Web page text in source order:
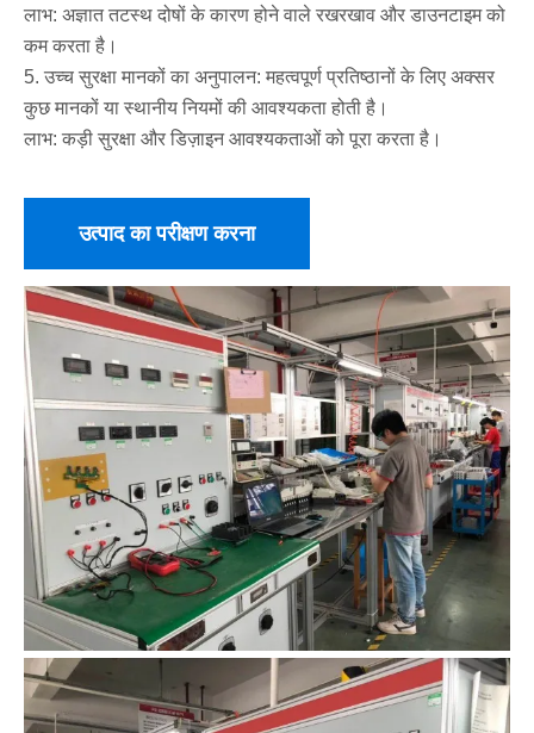
लाभ: अज्ञात तटस्थ दोषों के कारण होने वाले रखरखाव और डाउनटाइम को
कम करता है।
5. उच्च सुरक्षा मानकों का अनुपालन: महत्वपूर्ण प्रतिष्ठानों के लिए अक्सर
कुछ मानकों या स्थानीय नियमों की आवश्यकता होती है।
लाभ: कड़ी सुरक्षा और डिज़ाइन आवश्यकताओं को पूरा करता है।
उत्पाद का परीक्षण करना